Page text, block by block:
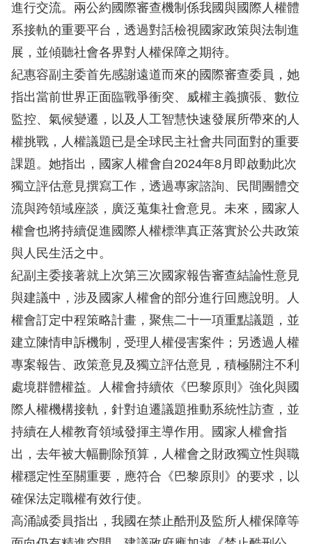
最
新
消
息
權
業
務
核
心
人
權
公
約
陳
情
申
訴
人
權
資
料
庫
無
進行交流。兩公約國際審查機制係我國與國際人權體
系接軌的重要平台，透過對話檢視國家政策與法制進
展，並傾聽社會各界對人權保障之期待。
紀惠容副主委首先感謝遠道而來的國際審查委員，她
指出當前世界正面臨戰爭衝突、威權主義擴張、數位
監控、氣候變遷，以及人工智慧快速發展所帶來的人
權挑戰，人權議題已是全球民主社會共同面對的重要
課題。她指出，國家人權會自2024年8月即啟動此次
獨立評估意見撰寫工作，透過專家諮詢、民間團體交
流與跨領域座談，廣泛蒐集社會意見。未來，國家人
權會也將持續促進國際人權標準真正落實於公共政策
與人民生活之中。
紀副主委接著就上次第三次國家報告審查結論性意見
與建議中，涉及國家人權會的部分進行回應說明。人
權會訂定中程策略計畫，聚焦二十一項重點議題，並
建立陳情申訴機制，受理人權侵害案件；另透過人權
專案報告、政策意見及獨立評估意見，積極關注不利
處境群體權益。人權會持續依《巴黎原則》強化與國
際人權機構接軌，針對迫遷議題推動系統性訪查，並
持續在人權教育領域發揮主導作用。國家人權會指
出，去年被大幅刪除預算，人權會之財政獨立性與職
權穩定性至關重要，應符合《巴黎原則》的要求，以
確保法定職權有效行使。
高涌誠委員指出，我國在禁止酷刑及監所人權保障等